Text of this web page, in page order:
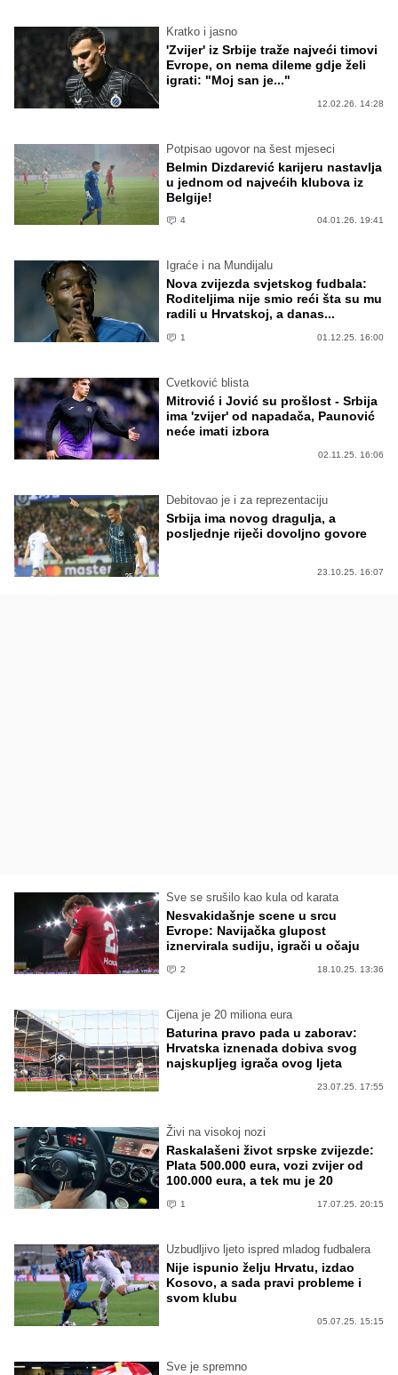
Kratko i jasno
'Zvijer' iz Srbije traže najveći timovi
Evrope, on nema dileme gdje želi
igrati: "Moj san je..."
12.02.26. 14:28
Potpisao ugovor na šest mjeseci
Belmin Dizdarević karijeru nastavlja
u jednom od najvećih klubova iz
Belgije!
4 04.01.26. 19:41
Igraće i na Mundijalu
Nova zvijezda svjetskog fudbala:
Roditeljima nije smio reći šta su mu
radili u Hrvatskoj, a danas...
1 01.12.25. 16:00
Cvetković blista
Mitrović i Jović su prošlost - Srbija
ima 'zvijer' od napadača, Paunović
neće imati izbora
02.11.25. 16:06
Debitovao je i za reprezentaciju
Srbija ima novog dragulja, a
posljednje riječi dovoljno govore
23.10.25. 16:07
Sve se srušilo kao kula od karata
Nesvakidašnje scene u srcu
Evrope: Navijačka glupost
iznervirala sudiju, igrači u očaju
2 18.10.25. 13:36
Cijena je 20 miliona eura
Baturina pravo pada u zaborav:
Hrvatska iznenada dobiva svog
najskupljeg igrača ovog ljeta
23.07.25. 17:55
Živi na visokoj nozi
Raskalašeni život srpske zvijezde:
Plata 500.000 eura, vozi zvijer od
100.000 eura, a tek mu je 20
1 17.07.25. 20:15
Uzbudljivo ljeto ispred mladog fudbalera
Nije ispunio želju Hrvatu, izdao
Kosovo, a sada pravi probleme i
svom klubu
05.07.25. 15:15
Sve je spremno